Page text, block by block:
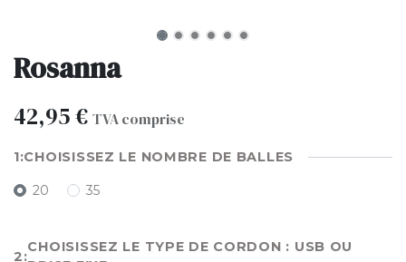
Rosanna
42,95€ TVA comprise
CHOISISSEZ LE NOMBRE DE BALLES
20 35
CHOISISSEZ LE TYPE DE CORDON : USB OU